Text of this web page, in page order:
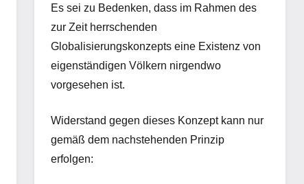
Es sei zu Bedenken, dass im Rahmen des
zur Zeit herrschenden
Globalisierungskonzepts eine Existenz von
eigenständigen Völkern nirgendwo
vorgesehen ist.
Widerstand gegen dieses Konzept kann nur
gemäß dem nachstehenden Prinzip
erfolgen: